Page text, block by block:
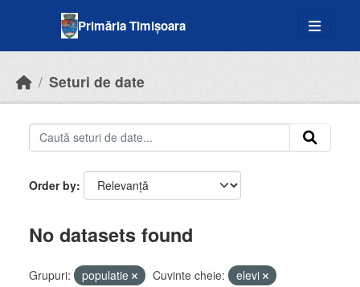
Primăria Timișoara
Seturi de date
Order by
No datasets found
Grupuri: populatie Cuvinte cheie:
elevi